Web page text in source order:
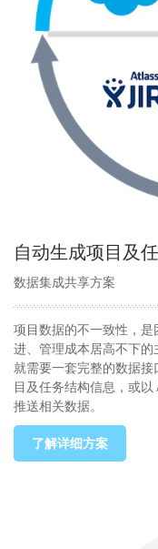
自动生成项目及
数据集成共享方案
项目数据的不一致性，
进、管理成本居高不下的
就需要一套完整的数据
目及任务结构信息，或
推送相关数据。
了解详细方案